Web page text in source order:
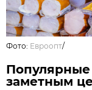
Фото: Евроопт/
заметным